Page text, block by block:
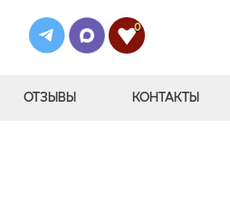
0
ОТЗЫВЫ КОНТАКТЫ